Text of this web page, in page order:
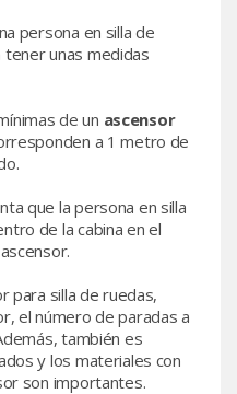
persona en silla de
unas medidas
de un ascensor
a 1 metro de
que la persona en silla
de la cabina en el
para silla de ruedas,
el número de paradas a
también es
y los materiales con
son importantes.